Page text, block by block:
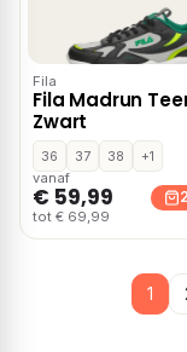
Fila
Fila Madrun
Zwart
36 37 38
+1
vanaf
€ 59,99
tot € 69,99
1